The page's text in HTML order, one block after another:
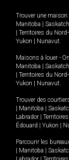
Trouver une maison
Manitoba
Territoires du
Yukon
Nunavut.
Maisons à louer -
Manitoba
Territoires du
Yukon
Nunavut.
Trouver des
Manitoba
Labrador
Édouard
Yukon
Parcourir les
Manitoba